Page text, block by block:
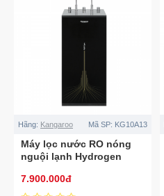
Hãng: Kangaroo Mã SP: KG10A13
Máy lọc nước RO nóng
nguội lạnh Hydrogen
7.900.000đ